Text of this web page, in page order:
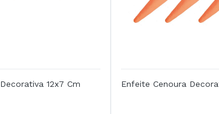
12x7 Cm Enfeite Cenoura